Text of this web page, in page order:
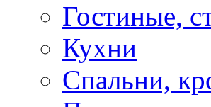
Гостиные,
Кухни
Спальни,